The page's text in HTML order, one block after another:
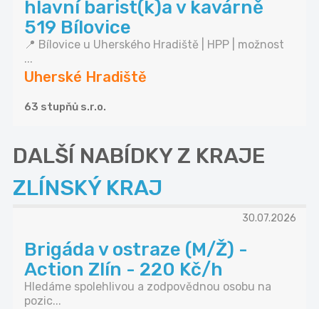
hlavní barist(k)a v kavárně
519 Bílovice
📍 Bílovice u Uherského Hradiště | HPP | možnost
...
Uherské Hradiště
63 stupňů s.r.o.
DALŠÍ NABÍDKY Z KRAJE
ZLÍNSKÝ KRAJ
30.07.2026
Brigáda v ostraze (M/Ž) -
Action Zlín - 220 Kč/h
Hledáme spolehlivou a zodpovědnou osobu na
pozic...